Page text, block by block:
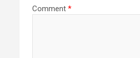
Comment *